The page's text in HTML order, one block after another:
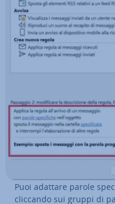
Puoi adattare parole
cliccando sui gruppi di